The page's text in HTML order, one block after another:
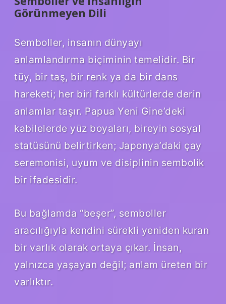
Görünmeyen Dili
Semboller, insanın dünyayı
anlamlandırma biçiminin temelidir. Bir
tüy, bir taş, bir renk ya da bir dans
hareketi; her biri farklı kültürlerde derin
anlamlar taşır. Papua Yeni Gine’deki
kabilelerde yüz boyaları, bireyin sosyal
statüsünü belirtirken; Japonya’daki çay
seremonisi, uyum ve disiplinin sembolik
bir ifadesidir.
Bu bağlamda “beşer”, semboller
aracılığıyla kendini sürekli yeniden kuran
bir varlık olarak ortaya çıkar. İnsan,
yalnızca yaşayan değil; anlam üreten bir
varlıktır.